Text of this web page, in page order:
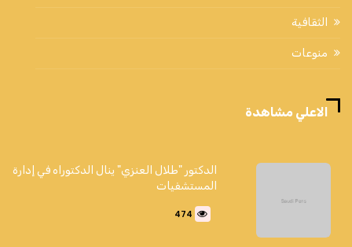
الثقافية
منوعات
الاعلي مشاهدة
الدكتور "طلال العنزي" ينال الدكتوراه في إدارة
المستشفيات
474